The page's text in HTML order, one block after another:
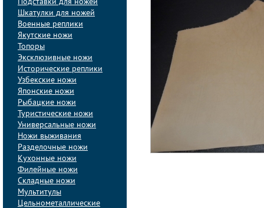
Подставки для ножей
Шкатулки для ножей
Военные реплики
Якутские ножи
Топоры
Эксклюзивные ножи
Исторические реплики
Узбекские ножи
Японские ножи
Рыбацкие ножи
Туристические ножи
Универсальные ножи
Ножи выживания
Разделочные ножи
Кухонные ножи
Филейные ножи
Складные ножи
Мультитулы
Цельнометаллические